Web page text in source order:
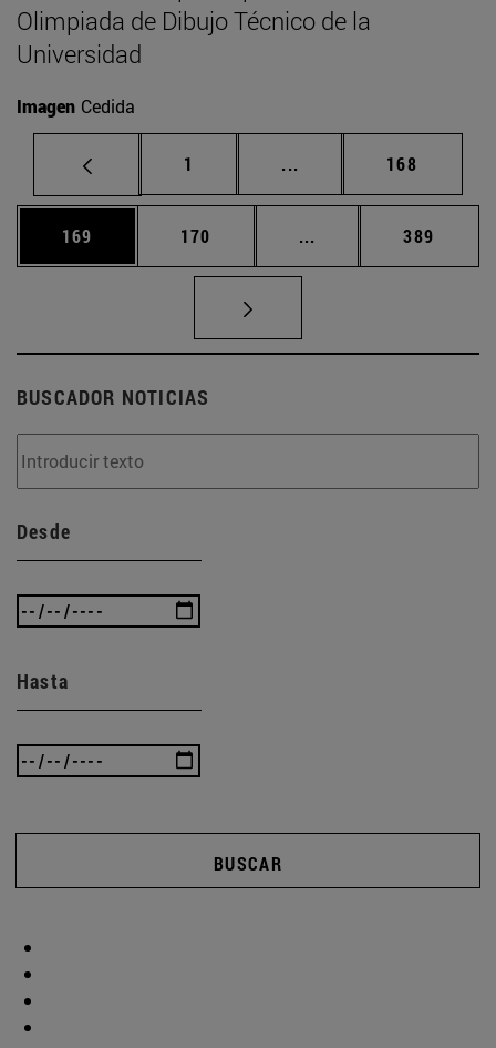
Olimpiada de Dibujo Técnico de la
Universidad
Imagen Cedida
Página
1 ... Páginas intermedias
Página
168
Página
169 Página
170 ... Páginas intermedias
Página
389
BUSCADOR NOTICIAS
Desde
Hasta
BUSCAR